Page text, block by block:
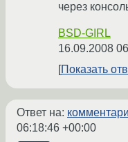
через
BSD-GIRL
16.09.2008
Показать
Ответ на:
06:18:46 +00:00